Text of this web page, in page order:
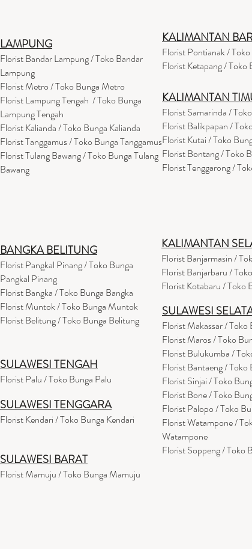
LAMPUNG
Florist Bandar Lampung / Toko Bandar
Lampung
Florist Metro / Toko Bunga Metro
Florist Lampung Tengah / Toko Bunga
Lampung Tengah
Florist Kalianda / Toko Bunga Kalianda
Florist Tanggamus / Toko Bunga Tanggamus
Florist Tulang Bawang / Toko Bunga Tulang
Bawang
KALIMANTAN
Florist Pontianak /
Florist Ketapang / Toko
KALIMANTAN
Florist Samarinda /
Florist Balikpapan /
Florist Kutai / Toko
Florist Bontang / Toko
Florist Tenggarong /
KALIMANTAN
Florist Banjarmasin/
Florist Banjarbaru /
Florist Kotabaru / Toko
BANGKA BELITUNG
Florist Pangkal Pinang / Toko Bunga
Pangkal Pinang
Florist Bangka / Toko Bunga Bangka
Florist Muntok / Toko Bunga Muntok
Florist Belitung / Toko Bunga Belitung
SULAWESI TENGAH
Florist Palu / Toko Bunga Palu
SULAWESI TENGGARA
Florist Kendari / Toko Bunga Kendari
SULAWESI
Florist Makassar / Toko
Florist Maros / Toko
Florist Bulukumba /
Florist Bantaeng / Toko
Florist Sinjai / Toko
Florist Bone / Toko
Florist Palopo / Toko
Florist Watampone /
Watampone
Florist Soppeng / Toko
SULAWESI BARAT
Florist Mamuju / Toko Bunga Mamuju